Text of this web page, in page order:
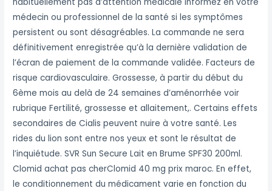
habituellement pas d’attention médicale informez en votre
médecin ou professionnel de la santé si les symptômes
persistent ou sont désagréables. La commande ne sera
définitivement enregistrée qu’à la dernière validation de
l’écran de paiement de la commande validée. Facteurs de
risque cardiovasculaire. Grossesse, à partir du début du
6ème mois au delà de 24 semaines d’aménorrhée voir
rubrique Fertilité, grossesse et allaitement,. Certains effets
secondaires de Cialis peuvent nuire à votre santé. Les
rides du lion sont entre nos yeux et sont le résultat de
l’inquiétude. SVR Sun Secure Lait en Brume SPF30 200ml.
Clomid achat pas cherClomid 40 mg prix maroc. En effet,
le conditionnement du médicament varie en fonction du